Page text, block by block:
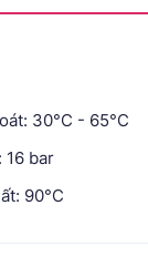
30°C - 65°C
16 bar
90°C